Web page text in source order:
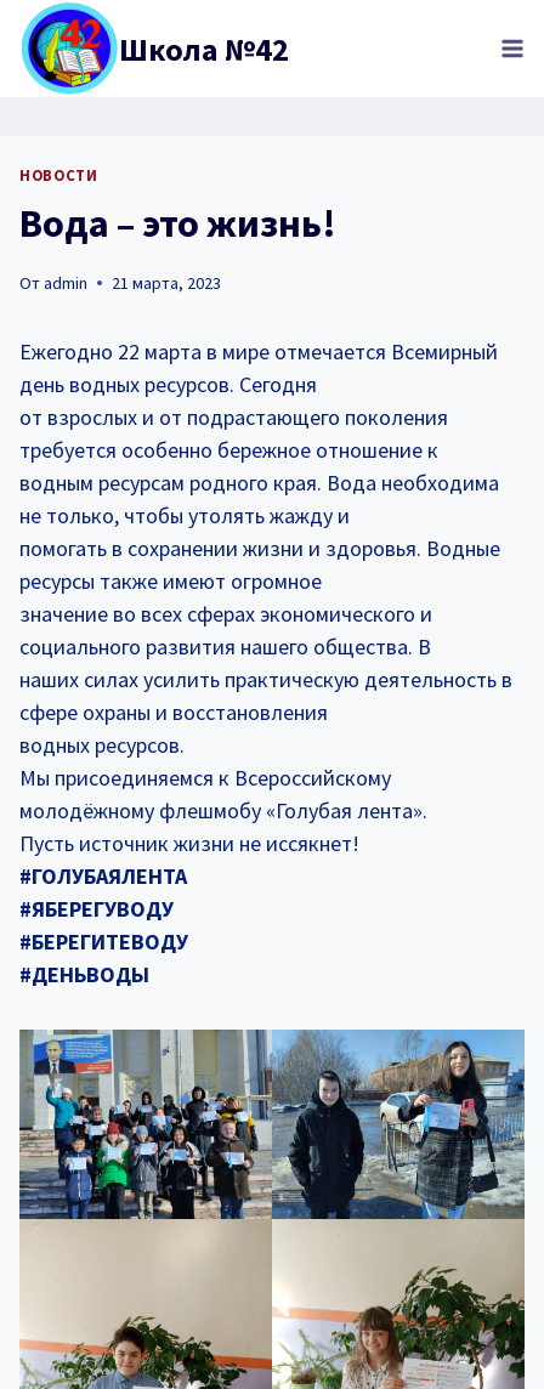
Перейти
содержимому
Школа №42
НОВОСТИ
Вода – это жизнь!
Отadmin 21 марта, 2023
Ежегодно 22 марта в мире отмечается Всемирный
день водных ресурсов. Сегодня
от взрослых и от подрастающего поколения
требуется особенно бережное отношение к
водным ресурсам родного края. Вода необходима
не только, чтобы утолять жажду и
помогать в сохранении жизни и здоровья. Водные
ресурсы также имеют огромное
значение во всех сферах экономического и
социального развития нашего общества. В
наших силах усилить практическую деятельность в
сфере охраны и восстановления
водных ресурсов.
Мы присоединяемся к Всероссийскому
молодёжному флешмобу «Голубая лента».
Пусть источник жизни не иссякнет!
#ГОЛУБАЯЛЕНТА
#ЯБЕРЕГУВОДУ
#БЕРЕГИТЕВОДУ
#ДЕНЬВОДЫ